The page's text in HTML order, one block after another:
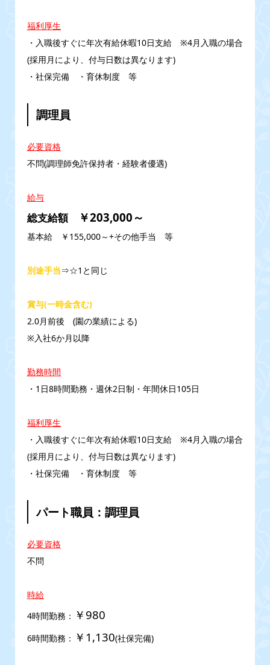
福利厚生
・入職後すぐに年次有給休暇10日支給 ※4月入職の場合
(採用月により、付与日数は異なります)
・社保完備 ・育休制度 等
調理員
必要資格
不問(調理師免許保持者・経験者優遇)
給与
総支給額 ￥203,000～
基本給 ￥155,000～+その他手当 等
別途手当⇒☆1と同じ
賞与(一時金含む)
2.0月前後 (園の業績による)
※入社6か月以降
勤務時間
・1日8時間勤務・週休2日制・年間休日105日
福利厚生
・入職後すぐに年次有給休暇10日支給 ※4月入職の場合
(採用月により、付与日数は異なります)
・社保完備 ・育休制度 等
パート職員：調理員
必要資格
不問
時給
4時間勤務： ￥980
6時間勤務： ￥1,130(社保完備)